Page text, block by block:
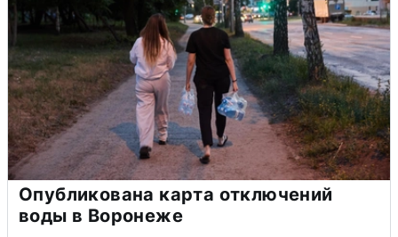
Опубликована карта отключений
воды в Воронеже